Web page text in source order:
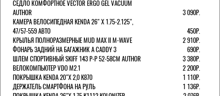
СЕДЛО КОМФОРТНОЕ VECTOR ERGO GEL VACUUM
AUTHOR
3 090Р.
КАМЕРА ВЕЛОСИПЕДНАЯ KENDA 26" Х 1.75-2.125",
47/57-559 АВТО
450Р.
КРЫЛЬЯ ПОЛНОРАЗМЕРНЫЕ MUD MAX II M-WAVE
2 910Р.
ФОНАРЬ ЗАДНИЙ НА БАГАЖНИК A CADDY 3
690Р.
ШЛЕМ СПОРТИВНЫЙ SKIFF 143 Р-Р 52-58СМ AUTHOR
3 380Р.
ВЕЛОКОМПЬЮТЕР VDO M2.1
2 200Р.
ПОКРЫШКА KENDA 20"Х 2,0 K870
1 110Р.
ДЕРЖАТЕЛЬ СМАРТФОНА НА РУЛЬ
1 136Р.